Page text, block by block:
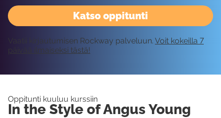
Katso oppitunti
Vaatii kirjautumisen Rockway palveluun. Voit kokeilla 7
päivää ilmaiseksi tästä!
Oppitunti kuuluu kurssiin
In the Style of Angus Young